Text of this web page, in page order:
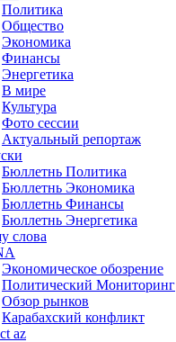
Политика
Общество
Экономика
Финансы
Энергетика
В мире
Культура
Фото сессии
Актуальный репортаж
Бюллетнь Политика
Бюллетнь Экономика
Бюллетнь Финансы
Бюллетнь Энергетика
слова
Экономическое обозрение
Политический Мониторинг
Обзор рынков
Карабахский конфликт
az